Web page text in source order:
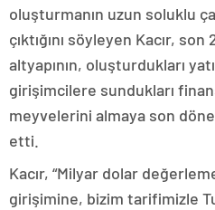
oluşturmanın uzun soluklu
çıktığını söyleyen Kacır,
altyapının, oluşturdukları
girişimcilere sundukları
meyvelerini almaya son
etti.
Kacır, “Milyar dolar
girişimine, bizim tarifimizle